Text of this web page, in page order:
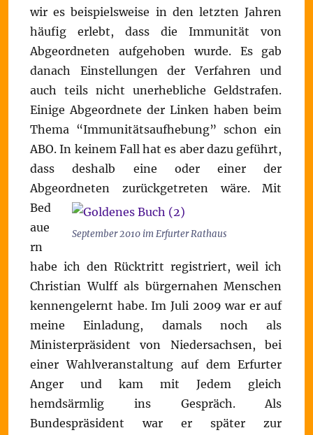
wir es beispielsweise in den letzten Jahren
häufig erlebt, dass die Immunität von
Abgeordneten aufgehoben wurde. Es gab
danach Einstellungen der Verfahren und
auch teils nicht unerhebliche Geldstrafen.
Einige Abgeordnete der Linken haben beim
Thema “Immunitätsaufhebung” schon ein
ABO. In keinem Fall hat es aber dazu geführt,
dass deshalb eine oder einer der
Abgeordneten zurückgetreten wäre.
September 2010 im Erfurter Rathaus
Mit
Bed
aue
rn
habe ich den Rücktritt registriert, weil ich
Christian Wulff als bürgernahen Menschen
kennengelernt habe. Im Juli 2009 war er auf
meine Einladung, damals noch als
Ministerpräsident von Niedersachsen, bei
einer Wahlveranstaltung auf dem Erfurter
Anger und kam mit Jedem gleich
hemdsärmlig ins Gespräch. Als
Bundespräsident war er später zur